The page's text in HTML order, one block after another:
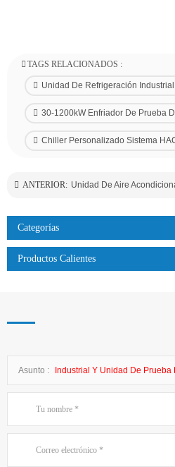
TAGS RELACIONADOS :
Unidad De Refrigeración
30-1200kW Enfriador De Prueba
Chiller Personalizado Sistema
ANTERIOR:
Categorías
Productos Calientes
Asunto : Industrial Y Unidad De